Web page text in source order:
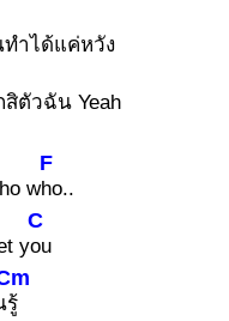
ำได้แค่หวัง
สิตัวฉัน Yeah
w
F
ho..
y
C
ou
รู้